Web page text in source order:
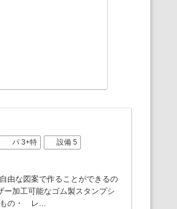
パ 3+特 設備 5
由な図案で作ることができるの
加工可能なゴム製スタンプシ
の・ レ...